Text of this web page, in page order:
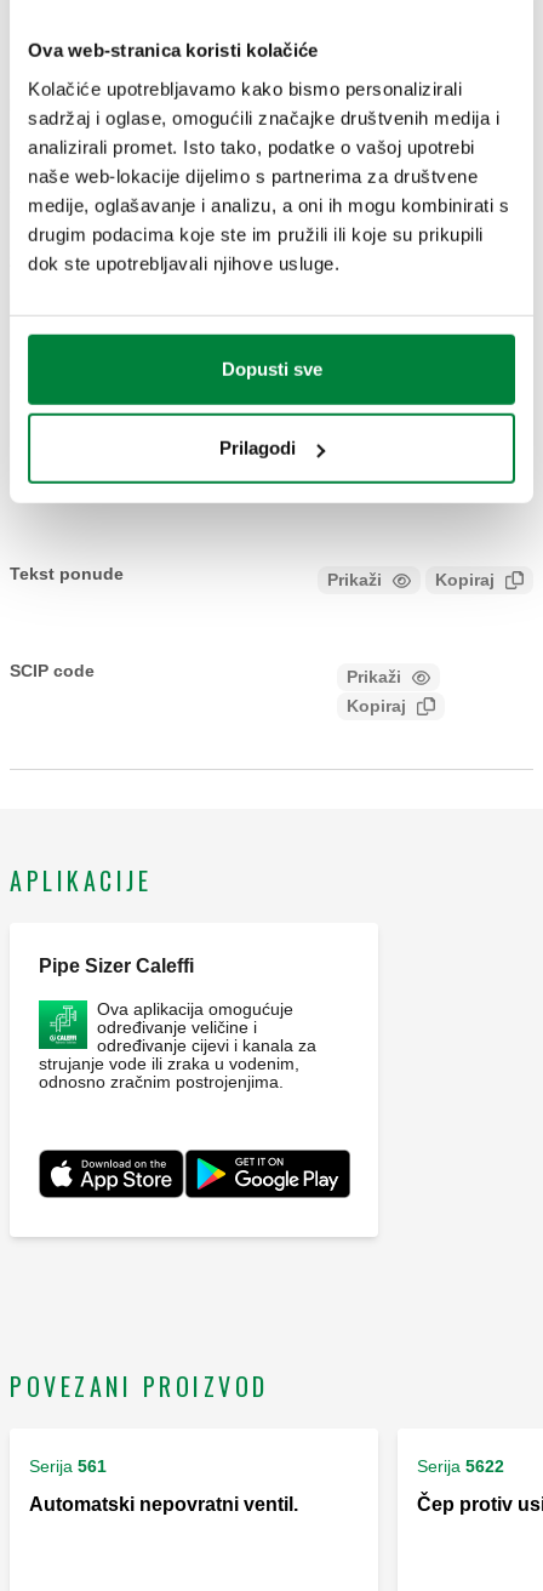
Ova web-stranica koristi kolačiće
Kolačiće upotrebljavamo kako bismo personalizirali
sadržaj i oglase, omogućili značajke društvenih medija i
analizirali promet. Isto tako, podatke o vašoj upotrebi
naše web-lokacije dijelimo s partnerima za društvene
medije, oglašavanje i analizu, a oni ih mogu kombinirati s
drugim podacima koje ste im pružili ili koje su prikupili
dok ste upotrebljavali njihove usluge.
Dopusti sve
Prilagodi
Actions
502730 G 3/8" A (ISO 228-1) M
2D crteži
DWG DXF PDF
Tekst ponude Prikaži Kopiraj
automatskim nepovratnim ventilom. Priključak: G 3/8" A (ISO
228-1) M. Maksimalni radni tlak: 10 bar. Maksimalni tlak
SCIP code
Prikaži
Kopiraj
APLIKACIJE
Pipe Sizer Caleffi
Ova aplikacija omogućuje
određivanje veličine i
određivanje cijevi i kanala za
strujanje vode ili zraka u vodenim,
odnosno zračnim postrojenjima.
POVEZANI PROIZVOD
Serija 561
Automatski nepovratni ventil.
Serija 5622
Čep protiv